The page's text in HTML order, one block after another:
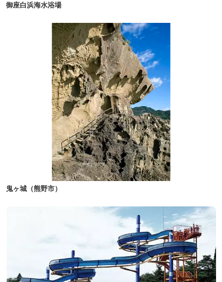
御座白浜海水浴場
鬼ヶ城（熊野市）